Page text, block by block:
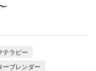
テラピー
ーブレンダー